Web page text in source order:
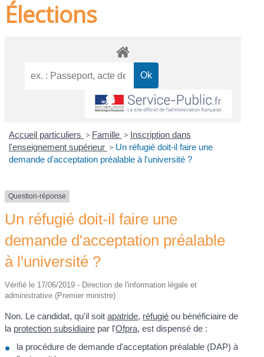
Élections
Accueil particuliers > Famille > Inscription dans
l'enseignement supérieur > Un réfugié doit-il faire une
demande d'acceptation préalable à l'université ?
Question-réponse
Un réfugié doit-il faire une
demande d'acceptation préalable
à l'université ?
Vérifié le 17/06/2019 - Direction de l'information légale et
administrative (Premier ministre)
Non. Le candidat, qu'il soitapatride, réfugié ou bénéficiaire de
la protection subsidiaire par l'Ofpra, est dispensé de :
la procédure de demande d'acceptation préalable (DAP) à